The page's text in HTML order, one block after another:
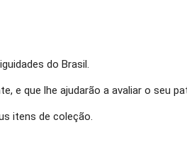
do Brasil.
e que lhe ajudarão a avaliar o seu
itens de coleção.